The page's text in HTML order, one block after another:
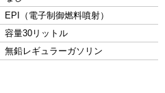
EPI（電子制御燃料噴射）
容量30リットル
無鉛レギュラーガソリン